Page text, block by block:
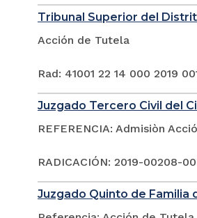
Tribunal Superior del
Acción de Tutela
Rad: 41001 22 14 000 2019
Juzgado Tercero Civil del
REFERENCIA: Admisiòn
RADICACIÓN: 2019-00208-00
Juzgado Quinto de Familia